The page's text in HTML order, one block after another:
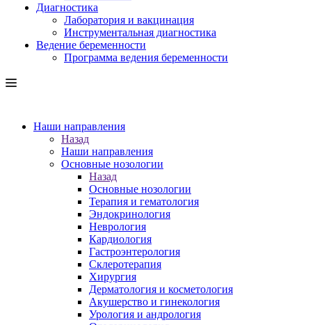
Диагностика
Лаборатория и вакцинация
Инструментальная диагностика
Ведение беременности
Программа ведения беременности
Наши направления
Назад
Наши направления
Основные нозологии
Назад
Основные нозологии
Терапия и гематология
Эндокринология
Неврология
Кардиология
Гастроэнтерология
Склеротерапия
Хирургия
Дерматология и косметология
Акушерство и гинекология
Урология и андрология